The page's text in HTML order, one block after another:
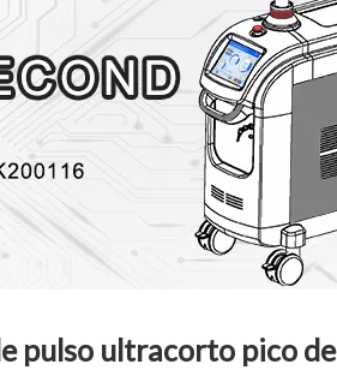
pulso ultracorto pico de